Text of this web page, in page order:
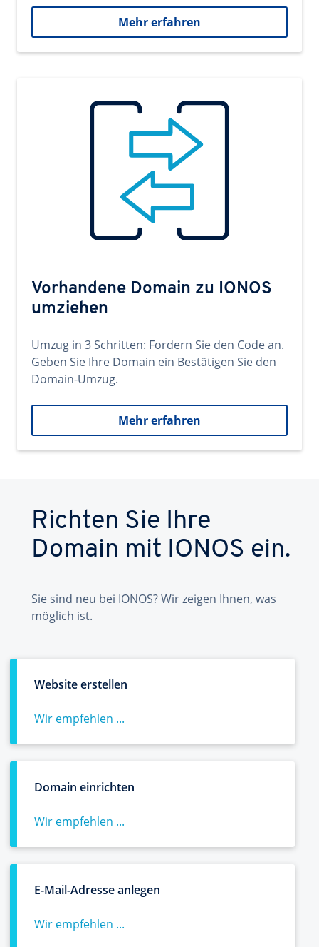
Mehr erfahren
Vorhandene Domain zu IONOS
umziehen
Umzug in 3 Schritten: Fordern Sie den Code an.
Geben Sie Ihre Domain ein Bestätigen Sie den
Domain-Umzug.
Mehr erfahren
Richten Sie Ihre
Domain mit IONOS ein.
Sie sind neu bei IONOS? Wir zeigen Ihnen, was
möglich ist.
Website erstellen
Wir empfehlen ...
Domain einrichten
Wir empfehlen ...
E-Mail-Adresse anlegen
Wir empfehlen ...